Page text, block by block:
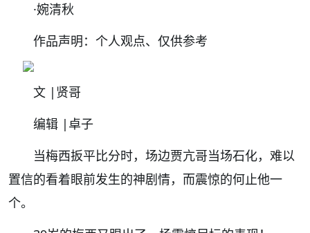
·婉清秋
作品声明：个人观点、仅供参考
文 |贤哥
编辑 |卓子
当梅西扳平比分时，场边贾亢哥当场石化，难以
置信的看着眼前发生的神剧情，而震惊的何止他一
个。